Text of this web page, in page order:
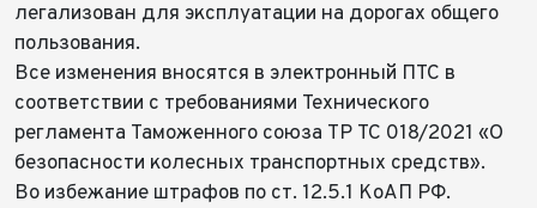
легализован для эксплуатации на дорогах общего
пользования.
Все изменения вносятся в электронный ПТС в
соответствии с требованиями Технического
регламента Таможенного союза ТР ТС 018/2021 «О
безопасности колесных транспортных средств».
Во избежание штрафов по ст. 12.5.1 КоАП РФ.